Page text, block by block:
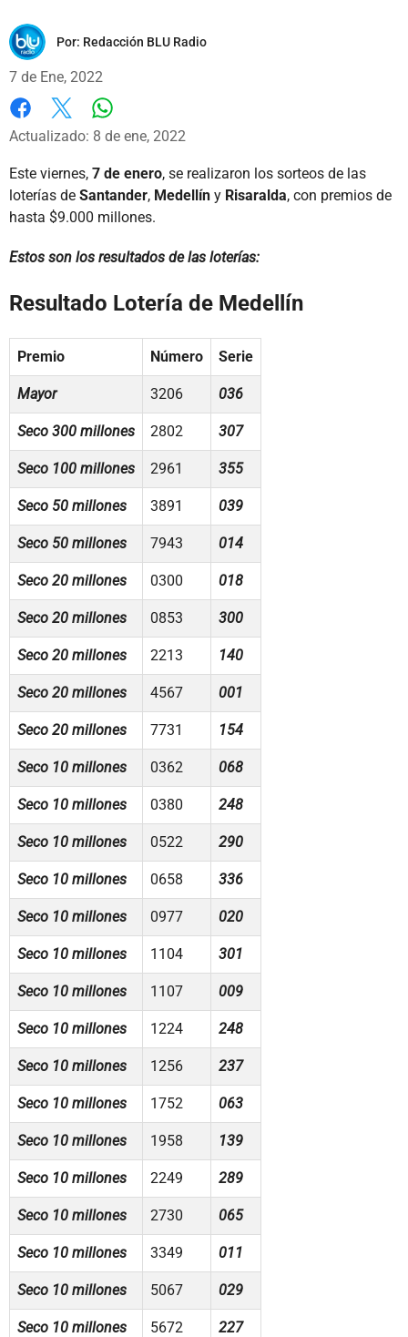
Por: Redacción BLU Radio
7 de Ene, 2022
Facebook
X
Actualizado: 8 de ene, 2022
Este viernes, 7 de enero, se realizaron los sorteos de las
loterías de Santander, Medellín y Risaralda, con premios de
hasta $9.000 millones.
Estos son los resultados de las loterías:
Resultado Lotería de Medellín
Premio Número Serie
Mayor 3206 036
Seco 300 millones 2802 307
Seco 100 millones 2961 355
Seco 50 millones 3891 039
Seco 50 millones 7943 014
Seco 20 millones 0300 018
Seco 20 millones 0853 300
Seco 20 millones 2213 140
Seco 20 millones 4567 001
Seco 20 millones 7731 154
Seco 10 millones 0362 068
Seco 10 millones 0380 248
Seco 10 millones 0522 290
Seco 10 millones 0658 336
Seco 10 millones 0977 020
Seco 10 millones 1104 301
Seco 10 millones 1107 009
Seco 10 millones 1224 248
Seco 10 millones 1256 237
Seco 10 millones 1752 063
Seco 10 millones 1958 139
Seco 10 millones 2249 289
Seco 10 millones 2730 065
Seco 10 millones 3349 011
Seco 10 millones 5067 029
Seco 10 millones 5672 227